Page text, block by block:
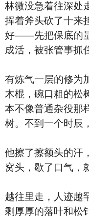
林微没急着往深处
挥着斧头砍了十来
好——先把保底的
成活，被张管事抓
有炼气一层的修为
木棍，碗口粗的松
本不像普通杂役那
树。不到一个时辰
他擦了擦额头的汗
窝头，歇了口气，
越往里走，人迹越
剩厚厚的落叶和松